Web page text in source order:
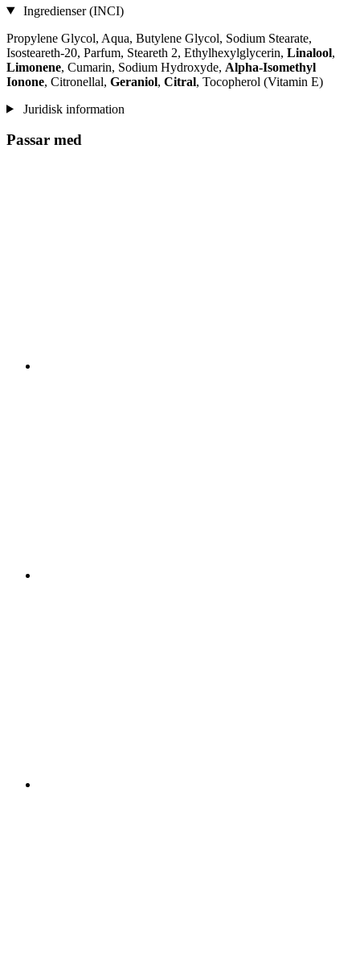
Ingredienser (INCI)
Propylene Glycol, Aqua, Butylene Glycol, Sodium Stearate,
Isosteareth-20, Parfum, Steareth 2, Ethylhexylglycerin, Linalool,
Limonene, Cumarin, Sodium Hydroxyde, Alpha-Isomethyl
Ionone, Citronellal, Geraniol, Citral, Tocopherol (Vitamin E)
Juridisk information
Passar med